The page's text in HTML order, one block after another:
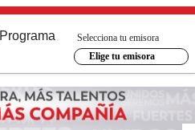
Programa
Selecciona tu emisora
Elige tu emisora